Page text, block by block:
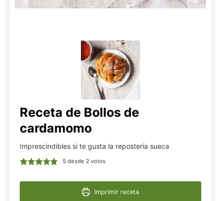
Receta de Bollos de
cardamomo
Imprescindibles si te gusta la repostería sueca
5 desde2 votos
Imprimir receta